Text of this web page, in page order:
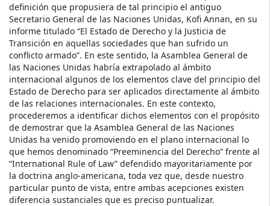
definición que propusiera de tal principio el antiguo
Secretario General de las Naciones Unidas, Kofi Annan, en su
informe titulado “El Estado de Derecho y la Justicia de
Transición en aquellas sociedades que han sufrido un
conflicto armado”. En este sentido, la Asamblea General de
las Naciones Unidas habría extrapolado al ámbito
internacional algunos de los elementos clave del principio del
Estado de Derecho para ser aplicados directamente al ámbito
de las relaciones internacionales. En este contexto,
procederemos a identificar dichos elementos con el propósito
de demostrar que la Asamblea General de las Naciones
Unidas ha venido promoviendo en el plano internacional lo
que hemos denominado “Preeminencia del Derecho” frente al
“International Rule of Law” defendido mayoritariamente por
la doctrina anglo-americana, toda vez que, desde nuestro
particular punto de vista, entre ambas acepciones existen
diferencia sustanciales que es preciso puntualizar.